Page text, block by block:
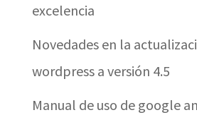
excelencia
Novedades en la
wordpress a versión 4.5
Manual de uso de google